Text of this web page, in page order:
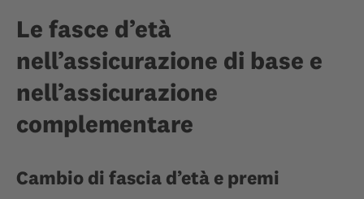
Le fasce d’età
nell’assicurazione di base e
nell’assicurazione
complementare
Cambio di fascia d’età e premi